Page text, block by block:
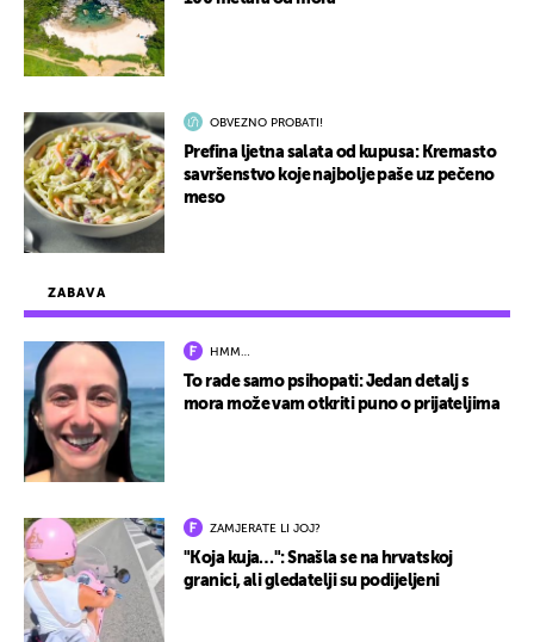
ZABAVA
HMM…
To rade samo psihopati: Jedan detalj s
mora može vam otkriti puno o prijateljima
ZAMJERATE LI JOJ?
"Koja kuja…": Snašla se na hrvatskoj
granici, ali gledatelji su podijeljeni
OBVEZNO PROBATI!
Prefina ljetna salata od kupusa: Kremasto
savršenstvo koje najbolje paše uz pečeno
meso